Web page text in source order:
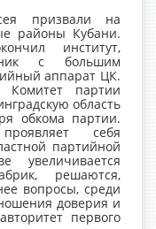
призвали на
районы Кубани.
институт,
с большим
аппарат ЦК.
партии
область
обкома партии.
себя
партийной
увеличивается
решаются,
вопросы, среди
доверия и
первого